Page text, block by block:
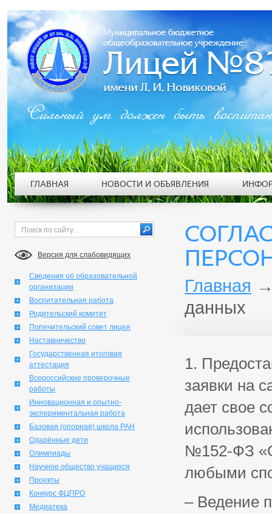
Версия для слабовидящих
Сведения об образовательной
организации
Воспитательная работа
Родительский комитет
Попечительский совет лицея
Наставничество
Государственная итоговая
аттестация
Всероссийские проверочные
работы
Инновационная и опытно-
экспериментальная работа
Базовая (опорная) школа РАН
Одарённые дети
Олимпиады
Научное общество учащихся
Проекты
Конкурс ФЦПРО
Медиатека
Главная
данных
1.
заявки на
дает свое
№152-ФЗ «О
любыми
–Ведение
Сильный ум должен быть
ГЛАВНАЯ НОВОСТИ И ОБЪЯВЛЕНИЯ